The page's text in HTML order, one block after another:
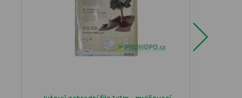
Next